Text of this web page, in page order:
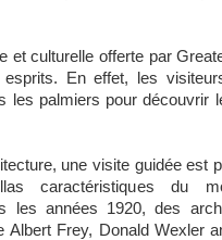
et culturelle offerte par
En effet, les
les palmiers pour découvrir
une visite guidée est
caractéristiques du
les années 1920, des
Albert Frey, Donald Wexler